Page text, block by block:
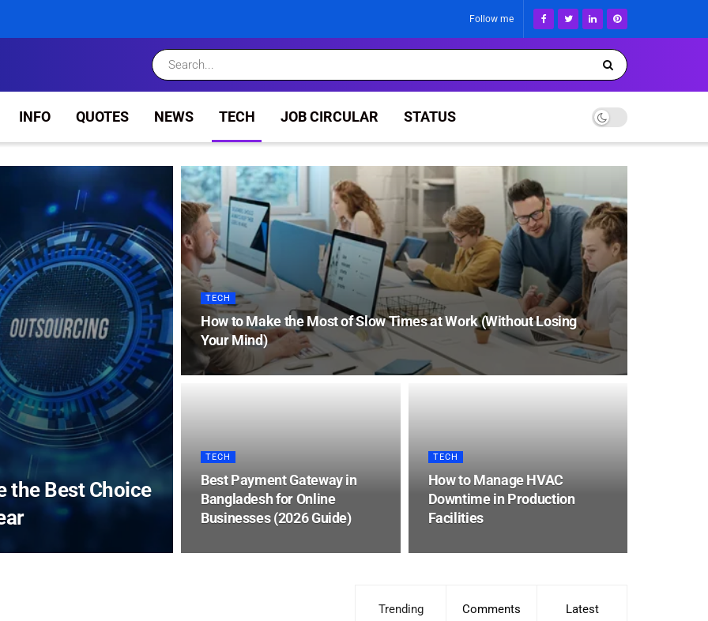
Follow me
INFO QUOTES NEWS TECH JOB CIRCULAR STATUS
the Best Choice
TECH
How to Make the Most of Slow Times at Work (Without Losing
Your Mind)
TECH
Best Payment Gateway in
Bangladesh for Online
Businesses (2026 Guide)
TECH
How to Manage HVAC
Downtime in Production
Facilities
Trending Comments Latest